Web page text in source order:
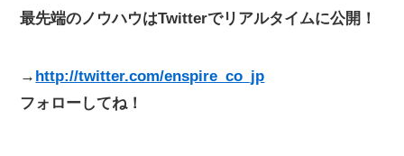
最先端のノウハウはTwitterでリアルタイムに公開！
→ http://twitter.com/enspire_co_jp
フォローしてね！